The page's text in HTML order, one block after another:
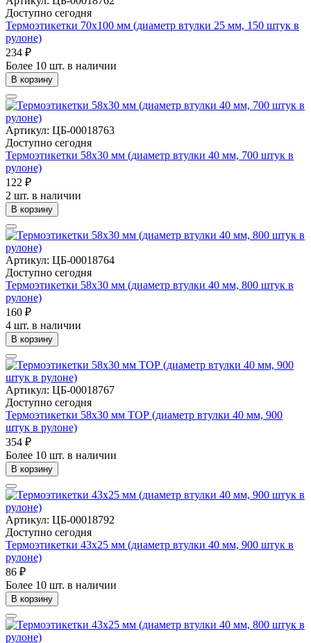
Доступно сегодня
Термоэтикетки 70х100 мм (диаметр втулки 25 мм, 150 штук в
рулоне)
234 ₽
Более 10 шт. в наличии
В корзину
Артикул: ЦБ-00018763
Доступно сегодня
Термоэтикетки 58х30 мм (диаметр втулки 40 мм, 700 штук в
рулоне)
122 ₽
2 шт. в наличии
В корзину
Артикул: ЦБ-00018764
Доступно сегодня
Термоэтикетки 58х30 мм (диаметр втулки 40 мм, 800 штук в
рулоне)
160 ₽
4 шт. в наличии
В корзину
Артикул: ЦБ-00018767
Доступно сегодня
Термоэтикетки 58х30 мм ТОР (диаметр втулки 40 мм, 900
штук в рулоне)
354 ₽
Более 10 шт. в наличии
В корзину
Артикул: ЦБ-00018792
Доступно сегодня
Термоэтикетки 43х25 мм (диаметр втулки 40 мм, 900 штук в
рулоне)
86 ₽
Более 10 шт. в наличии
В корзину